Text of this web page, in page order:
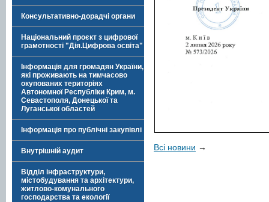
Консультативно-дорадчі органи
Національний проєкт з цифрової
грамотності "Дія.Цифрова освіта"
Інформація для громадян України,
які проживають на тимчасово
окупованих територіях
Автономної Республіки Крим, м.
Севастополя, Донецької та
Луганської областей
Інформація про публічні закупівлі
Внутрішній аудит
Відділ інфраструктури,
містобудування та архітектури,
житлово-комунального
господарства та екології
Всі новини →